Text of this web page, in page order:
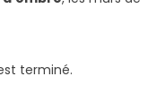
terminé.